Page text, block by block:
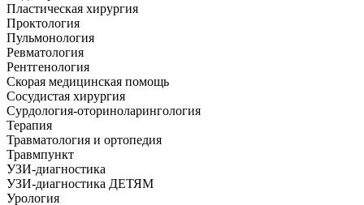
Пластическая хирургия
Проктология
Пульмонология
Ревматология
Рентгенология
Скорая медицинская помощь
Сосудистая хирургия
Сурдология-оториноларингология
Терапия
Травматология и ортопедия
Травмпункт
УЗИ-диагностика
УЗИ-диагностика ДЕТЯМ
Урология